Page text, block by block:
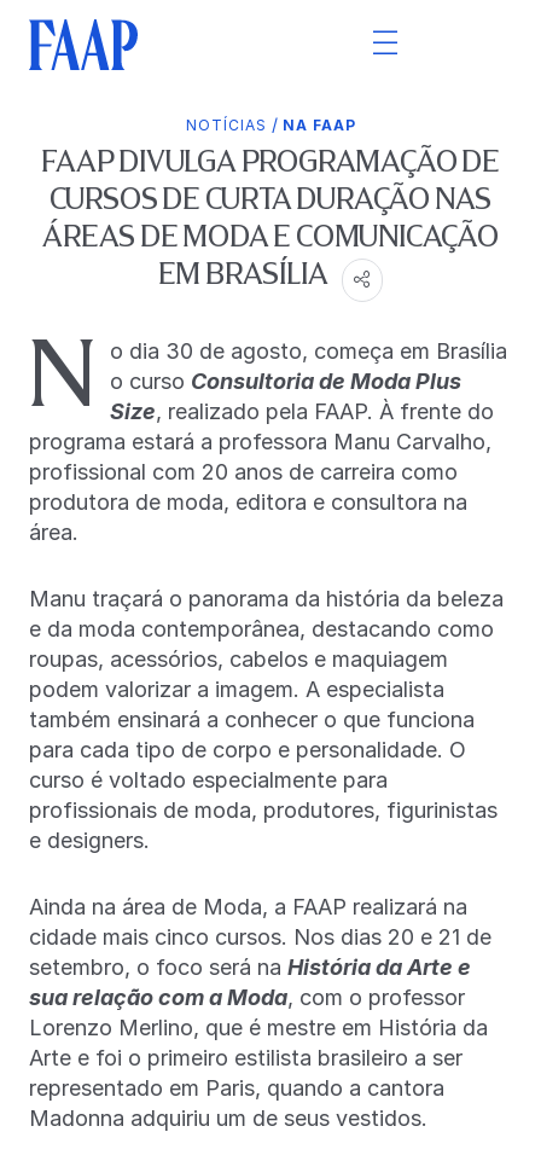
NOTÍCIAS / NA FAAP
FAAP DIVULGA PROGRAMAÇÃO DE
CURSOS DE CURTA DURAÇÃO NAS
ÁREAS DE MODA E COMUNICAÇÃO
EM BRASÍLIA
N
o dia 30 de agosto, começa em Brasília
o curso Consultoria de Moda Plus
Size, realizado pela FAAP. À frente do
programa estará a professora Manu Carvalho,
profissional com 20 anos de carreira como
produtora de moda, editora e consultora na
área.
Manu traçará o panorama da história da beleza
e da moda contemporânea, destacando como
roupas, acessórios, cabelos e maquiagem
podem valorizar a imagem. A especialista
também ensinará a conhecer o que funciona
para cada tipo de corpo e personalidade. O
curso é voltado especialmente para
profissionais de moda, produtores, figurinistas
e designers.
Ainda na área de Moda, a FAAP realizará na
cidade mais cinco cursos. Nos dias 20 e 21 de
setembro, o foco será na História da Arte e
sua relação com a Moda, com o professor
Lorenzo Merlino, que é mestre em História da
Arte e foi o primeiro estilista brasileiro a ser
representado em Paris, quando a cantora
Madonna adquiriu um de seus vestidos.